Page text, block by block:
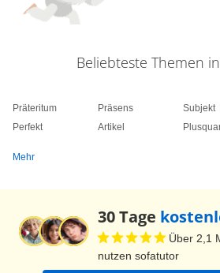
Beliebteste Themen
Präteritum
Perfekt
Präsens
Artikel
Subjekt
Mehr
30 Tage
Über 2,1
nutzen sofatutor